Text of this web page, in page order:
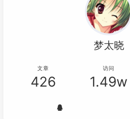
梦太晓
文章
426
访问
1.49w